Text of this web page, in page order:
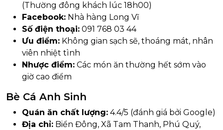
(Thường đông khách lúc 18h00)
Facebook: Nhà hàng Long Vĩ
Số điện thoại: 091 768 03 44
Ưu điểm: Không gian sạch sẽ, thoáng mát, nhân
viên nhiệt tình
Nhược điểm: Các món ăn thường hết sớm vào
giờ cao điểm
Bè Cá Anh Sinh
Quán ăn chất lượng: 4.4/5 (đánh giá bởi Google)
Địa chỉ: Biển Đông, Xã Tam Thanh, Phú Quý,